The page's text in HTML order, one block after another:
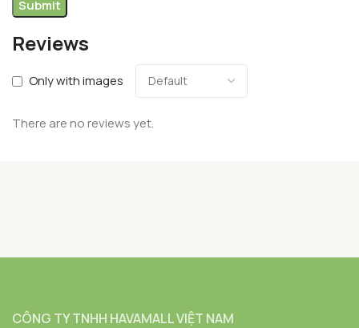
Reviews
Only with images
There are no reviews yet.
CÔNG TY TNHH HAVAMALL VIỆT NAM